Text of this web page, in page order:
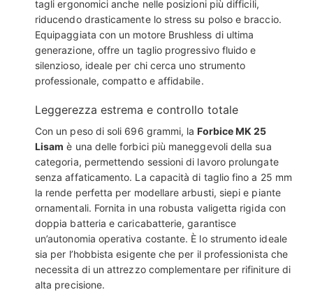
tagli ergonomici anche nelle posizioni più difficili,
riducendo drasticamente lo stress su polso e braccio.
Equipaggiata con un motore Brushless di ultima
generazione, offre un taglio progressivo fluido e
silenzioso, ideale per chi cerca uno strumento
professionale, compatto e affidabile.
Leggerezza estrema e controllo totale
Con un peso di soli 696 grammi, laForbice MK 25
Lisam è una delle forbici più maneggevoli della sua
categoria, permettendo sessioni di lavoro prolungate
senza affaticamento. La capacità di taglio fino a 25 mm
la rende perfetta per modellare arbusti, siepi e piante
ornamentali. Fornita in una robusta valigetta rigida con
doppia batteria e caricabatterie, garantisce
un’autonomia operativa costante. È lo strumento ideale
sia per l’hobbista esigente che per il professionista che
necessita di un attrezzo complementare per rifiniture di
alta precisione.